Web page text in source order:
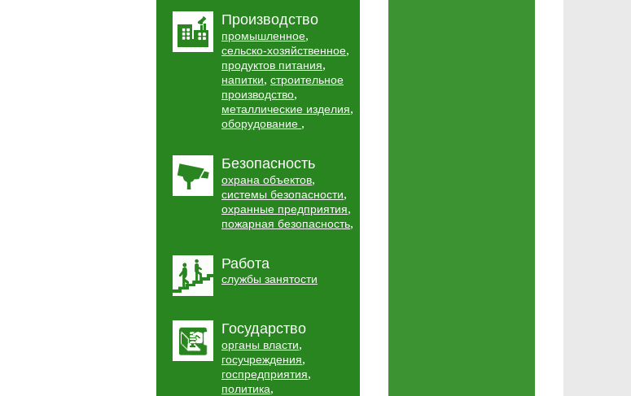
Производство
промышленное,
сельско-хозяйственное,
продуктов питания,
напитки, строительное
производство,
металлические изделия,
оборудование ,
Безопасность
охрана объектов,
системы безопасности,
охранные предприятия,
пожарная безопасность,
Работа
службы занятости
Государство
органы власти,
госучреждения,
госпредприятия,
политика,